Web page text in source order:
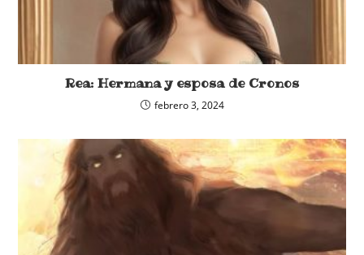
Rea: Hermana y esposa de Cronos
febrero 3, 2024